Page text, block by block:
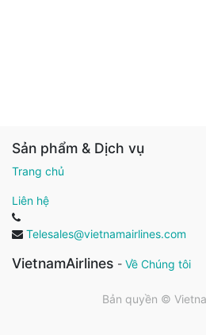
Sản phẩm & Dịch vụ
Trang chủ
Liên hệ
Telesales@vietnamairlines.com
VietnamAirlines - Về Chúng tôi
Bản quyền ©